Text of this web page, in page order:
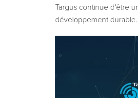
Targus continue d'être
développement durable.